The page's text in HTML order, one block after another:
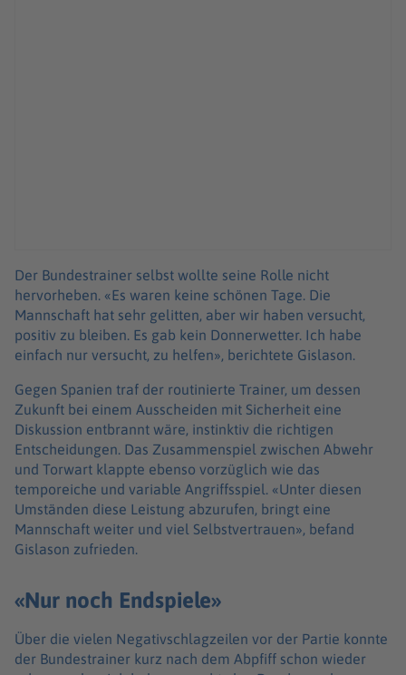
Der Bundestrainer selbst wollte seine Rolle nicht
hervorheben. «Es waren keine schönen Tage. Die
Mannschaft hat sehr gelitten, aber wir haben versucht,
positiv zu bleiben. Es gab kein Donnerwetter. Ich habe
einfach nur versucht, zu helfen», berichtete Gislason.
Gegen Spanien traf der routinierte Trainer, um dessen
Zukunft bei einem Ausscheiden mit Sicherheit eine
Diskussion entbrannt wäre, instinktiv die richtigen
Entscheidungen. Das Zusammenspiel zwischen Abwehr
und Torwart klappte ebenso vorzüglich wie das
temporeiche und variable Angriffsspiel. «Unter diesen
Umständen diese Leistung abzurufen, bringt eine
Mannschaft weiter und viel Selbstvertrauen», befand
Gislason zufrieden.
«Nur noch Endspiele»
Über die vielen Negativschlagzeilen vor der Partie konnte
der Bundestrainer kurz nach dem Abpfiff schon wieder